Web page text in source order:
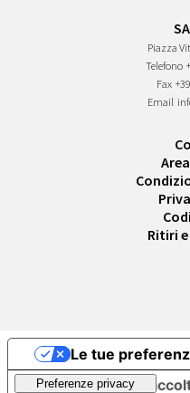
Piazza
Telefono
Fax
Email
Ritiri
Informativa sulla
Le tue